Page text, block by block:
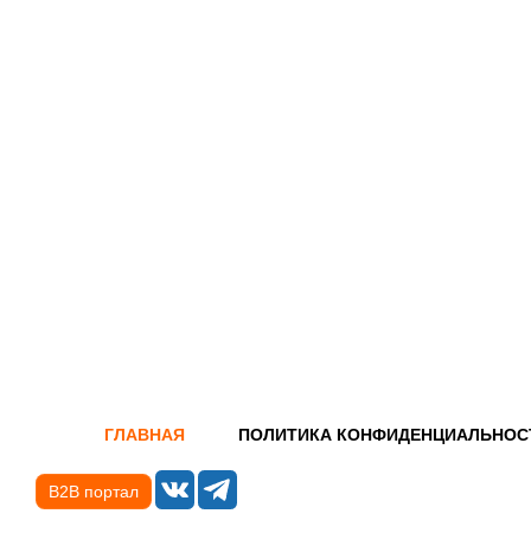
ГЛАВНАЯ ПОЛИТИКА
B2B портал